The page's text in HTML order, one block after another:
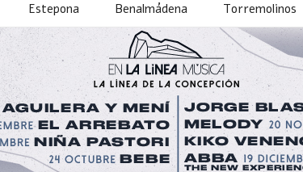
Estepona Benalmádena Torremolinos